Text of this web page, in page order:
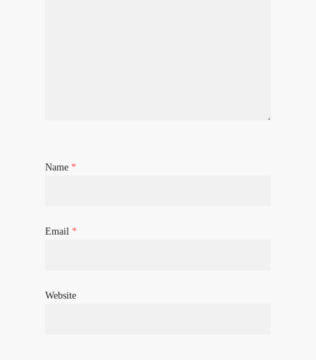
Name *
Email *
Website